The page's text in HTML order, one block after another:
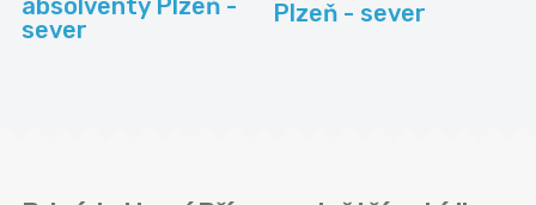
absolventy Plzeň -
sever
Plzeň - sever